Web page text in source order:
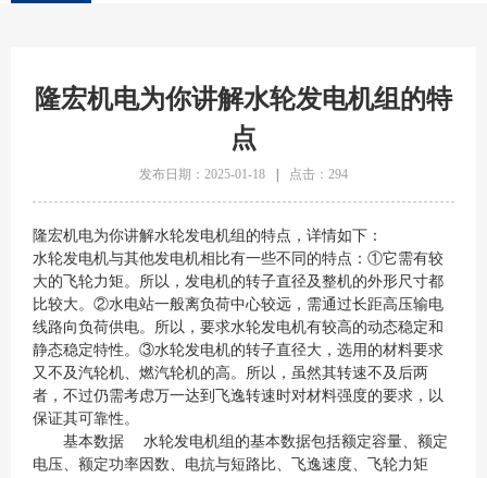
隆宏机电为你讲解水轮发电机组的特
点
发布日期：2025-01-18 点击：294
隆宏机电为你讲解水轮发电机组的特点，详情如下：
水轮发电机与其他发电机相比有一些不同的特点：①它需有较
大的飞轮力矩。所以，发电机的转子直径及整机的外形尺寸都
比较大。②水电站一般离负荷中心较远，需通过长距高压输电
线路向负荷供电。所以，要求水轮发电机有较高的动态稳定和
静态稳定特性。③水轮发电机的转子直径大，选用的材料要求
又不及汽轮机、燃汽轮机的高。所以，虽然其转速不及后两
者，不过仍需考虑万一达到飞逸转速时对材料强度的要求，以
保证其可靠性。
基本数据 水轮发电机组的基本数据包括额定容量、额定
电压、额定功率因数、电抗与短路比、飞逸速度、飞轮力矩